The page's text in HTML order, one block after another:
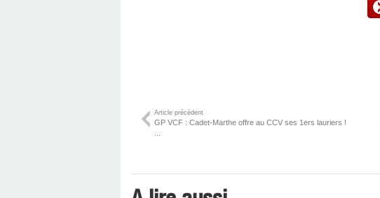
Article précédent
GP VCF : Cadet-Marthe offre au CCV ses 1ers lauriers !